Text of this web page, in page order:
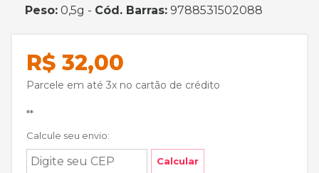
Peso: 0,5g - Cód. Barras: 9788531502088
R$ 32,00
Parcele em até 3x no cartão de crédito
**
Calcule seu envio:
Calcular